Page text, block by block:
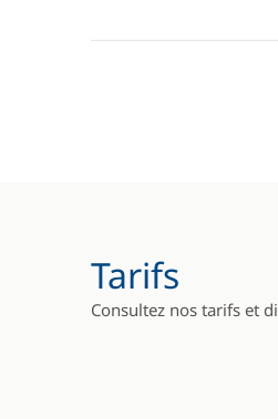
Tarifs
Consultez nos tarifs et